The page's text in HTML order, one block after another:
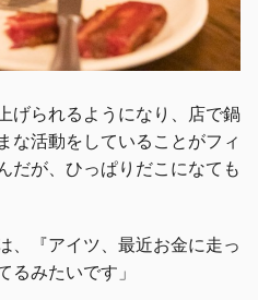
げられるようになり、店で鍋
な活動をしていることがフィ
だが、ひっぱりだこになても
、『アイツ、最近お金に走っ
るみたいです」